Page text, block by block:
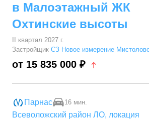
в Малоэтажный ЖК
Охтинские высоты
II квартал 2027 г.
Застройщик СЗ Новое измерение
от 15 835 000 ₽
Парнас 16 мин.
Всеволожский район ЛО, локация